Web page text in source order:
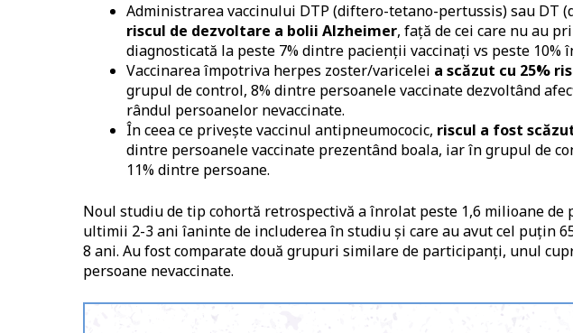
Administrarea vaccinului DTP (diftero-tetano-pertussis) sau DT
riscul de dezvoltare a bolii Alzheimer, față de cei care nu au
diagnosticată la peste 7% dintre pacienții vaccinați vs peste 10%
Vaccinarea împotriva herpes zoster/varicelei a scăzut cu 25%
grupul de control, 8% dintre persoanele vaccinate dezvoltând
rândul persoanelor nevaccinate.
În ceea ce privește vaccinul antipneumococic, riscul a fost
dintre persoanele vaccinate prezentând boala, iar în grupul de
11% dintre persoane.
Noul studiu de tip cohortă retrospectivă a înrolat peste 1,6 milioane
ultimii 2-3 ani îaninte de includerea în studiu și care au avut cel puțin
8 ani. Au fost comparate două grupuri similare de participanți, unul
persoane nevaccinate.